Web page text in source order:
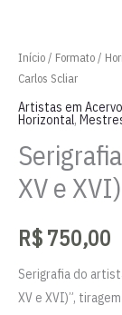
Início/ Formato/
Carlos Scliar
Artistas em Acervo
Horizontal,
XV e
R$750,00
Serigrafia do
XV e XVI)”,